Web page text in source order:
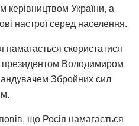
керівництвом України, а
настрої серед населення.
скористатися
президентом Володимиром
Збройних сил
що Росія намагається